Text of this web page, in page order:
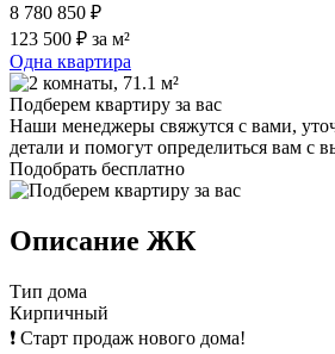
8 780 850 ₽
123 500 ₽ за м²
Одна квартира
Подберем квартиру за вас
Наши менеджеры свяжутся с вами,
детали и помогут определиться вам с
Подобрать бесплатно
Описание ЖК
Тип дома
Кирпичный
❗ Старт продаж нового дома!